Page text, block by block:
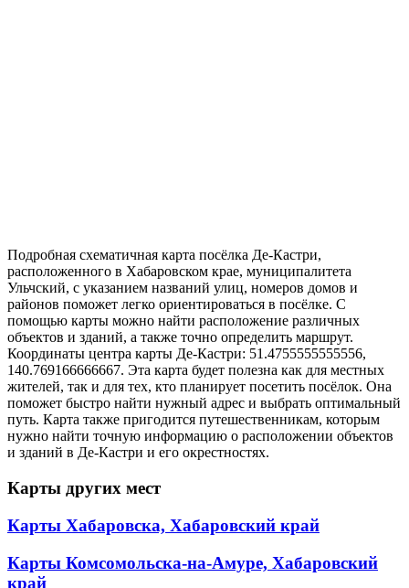
Подробная схематичная карта посёлка Де-Кастри,
расположенного в Хабаровском крае, муниципалитета
Ульчский, с указанием названий улиц, номеров домов и
районов поможет легко ориентироваться в посёлке. С
помощью карты можно найти расположение различных
объектов и зданий, а также точно определить маршрут.
Координаты центра карты Де-Кастри: 51.4755555555556,
140.769166666667. Эта карта будет полезна как для местных
жителей, так и для тех, кто планирует посетить посёлок. Она
поможет быстро найти нужный адрес и выбрать оптимальный
путь. Карта также пригодится путешественникам, которым
нужно найти точную информацию о расположении объектов
и зданий в Де-Кастри и его окрестностях.
Карты других мест
Карты Хабаровска, Хабаровский край
Карты Комсомольска-на-Амуре, Хабаровский
край